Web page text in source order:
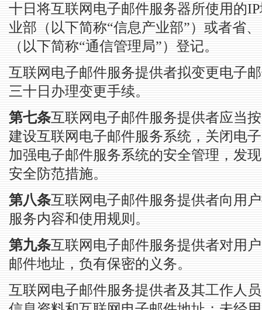
十日将互联网电子邮件服务器所使用的
业部（以下简称“信息产业部”）或者省
（以下简称“通信管理局”）登记。
互联网电子邮件服务提供者拟变更电子
三十日办理变更手续。
第七条互联网电子邮件服务提供者应当
建设互联网电子邮件服务系统，关闭电
加强电子邮件服务系统的安全管理，发
安全防范措施。
第八条互联网电子邮件服务提供者向用
服务内容和使用规则。
第九条互联网电子邮件服务提供者对用
邮件地址，负有保密的义务。
互联网电子邮件服务提供者及其工作人